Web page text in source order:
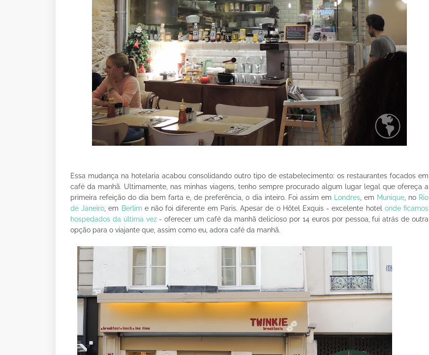
Essa mudança na hotelaria acabou consolidando outro tipo de estabelecimento: os restaurantes focados em
café da manhã. Ultimamente, nas minhas viagens, tenho sempre procurado algum lugar legal que ofereça a
primeira refeição do dia bem farta e, de preferência, o dia inteiro. Foi assim em
Londres, em Munique, no Rio
de Janeiro , em Berlim e não foi diferente em Paris. Apesar de o Hôtel Exquis - excelente hotel onde ficamos
hospedados da última vez- oferecer um café da manhã delicioso por 14 euros por pessoa, fui atrás de outra
opção para o viajante que, assim como eu, adora café da manhã.